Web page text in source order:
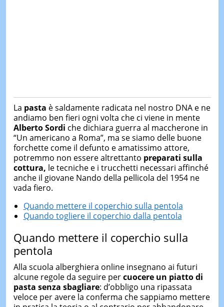
La pasta è saldamente radicata nel nostro DNA e ne
andiamo ben fieri ogni volta che ci viene in mente
Alberto Sordi che dichiara guerra al maccherone in
“Un americano a Roma”, ma se siamo delle buone
forchette come il defunto e amatissimo attore,
potremmo non essere altrettanto preparati sulla
cottura, le tecniche e i trucchetti necessari affinché
anche il giovane Nando della pellicola del 1954 ne
vada fiero.
Quando mettere il coperchio sulla pentola
Quando togliere il coperchio dalla pentola
Quando mettere il coperchio sulla
pentola
Alla scuola alberghiera online insegnano ai futuri
alcune regole da seguire percuocere un piatto di
pasta senza sbagliare: d’obbligo una ripassata
veloce per avere la conferma che sappiamo mettere